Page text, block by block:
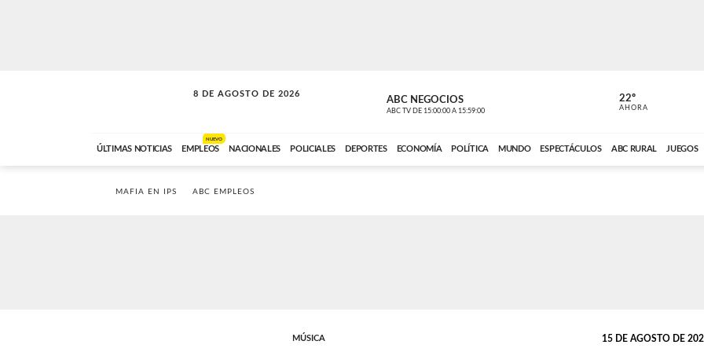
8 DE AGOSTO DE 2026
SOLO MÚSICA ABC NEGOCIOS
ABC TV DE 15:00:00 A 15:59:00 ABC CARDINAL
22º
AHORA
ÚLTIMAS NOTICIAS EMPLEOS
NUEVO
NACIONALES POLICIALES DEPORTES ECONOMÍA POLÍTICA MUNDO ESPECTÁCULOS ABC RURAL JUEGOS
MAFIA EN IPS ABC EMPLEOS
MÚSICA 15 DE AGOSTO DE